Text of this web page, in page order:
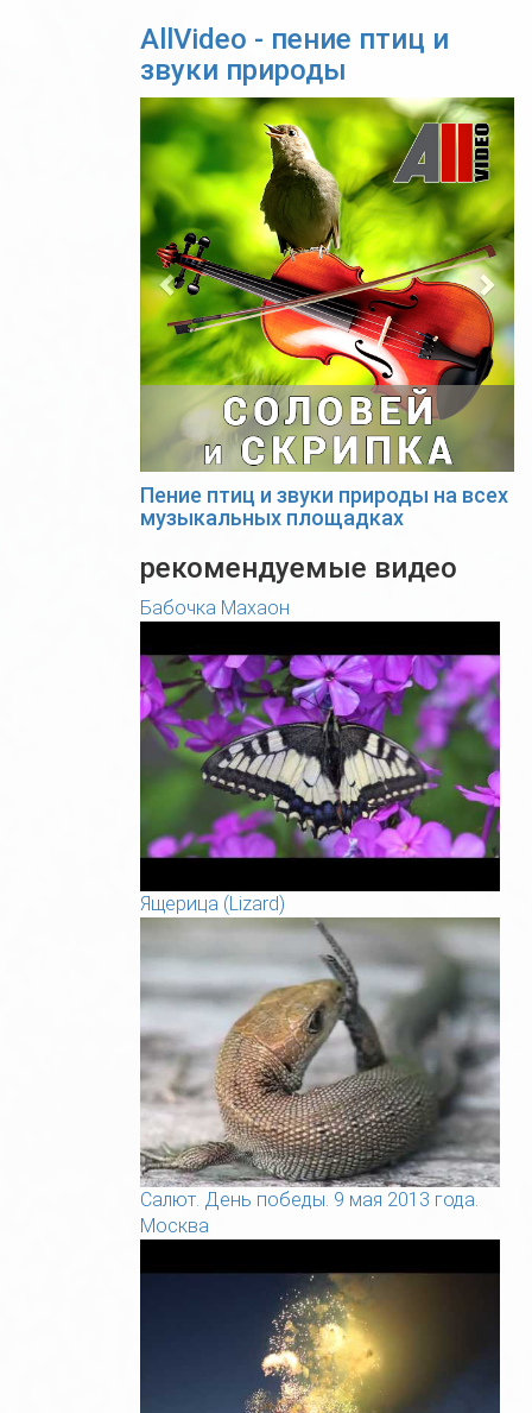
AllVideo - пение птиц и
звуки природы
Previous
Пение птиц и звуки природы на всех
музыкальных площадках
рекомендуемые видео
Бабочка Махаон
Ящерица (Lizard)
Салют. День победы. 9 мая 2013 года.
Москва